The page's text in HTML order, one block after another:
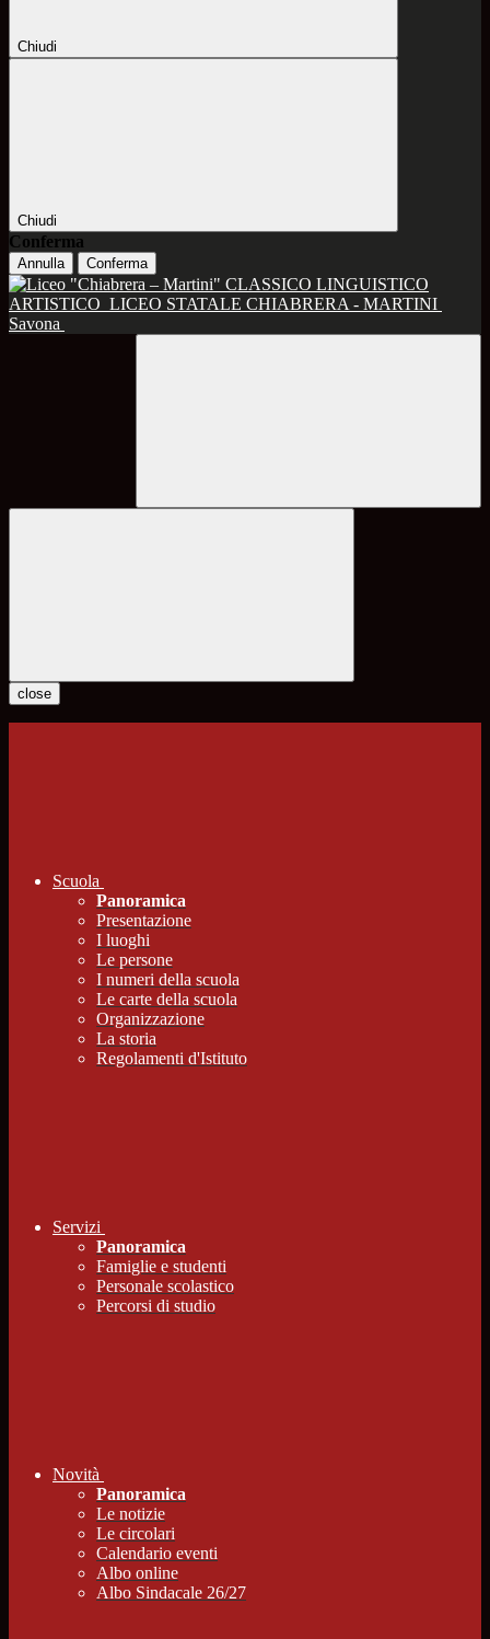
Chiudi
Chiudi
Conferma
Annulla Conferma
CLASSICO LINGUISTICO
ARTISTICO LICEO STATALE CHIABRERA - MARTINI
Savona
close
Scuola
Panoramica
Presentazione
I luoghi
Le persone
I numeri della scuola
Le carte della scuola
Organizzazione
La storia
Regolamenti d'Istituto
Servizi
Panoramica
Famiglie e studenti
Personale scolastico
Percorsi di studio
Novità
Panoramica
Le notizie
Le circolari
Calendario eventi
Albo online
Albo Sindacale 26/27